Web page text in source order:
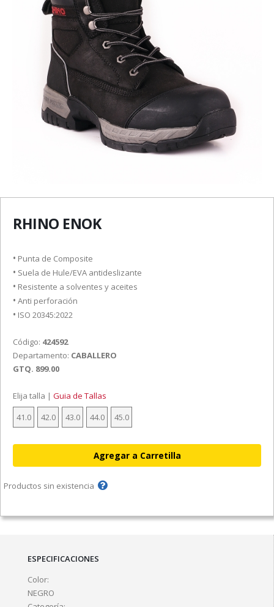
RHINO ENOK
• Punta de Composite
• Suela de Hule/EVA antideslizante
• Resistente a solventes y aceites
• Anti perforación
• ISO 20345:2022
Código: 424592
Departamento: CABALLERO
GTQ. 899.00
Elija talla | Guia de Tallas
41.0
42.0 43.0 44.0 45.0
Productos sin existencia
ESPECIFICACIONES
Color:
NEGRO